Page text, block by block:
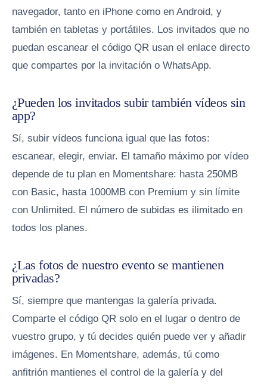
navegador, tanto en iPhone como en Android, y
también en tabletas y portátiles. Los invitados que no
puedan escanear el código QR usan el enlace directo
que compartes por la invitación o WhatsApp.
¿Pueden los invitados subir también vídeos sin
app?
Sí, subir vídeos funciona igual que las fotos:
escanear, elegir, enviar. El tamaño máximo por vídeo
depende de tu plan en Momentshare: hasta 250MB
con Basic, hasta 1000MB con Premium y sin límite
con Unlimited. El número de subidas es ilimitado en
todos los planes.
¿Las fotos de nuestro evento se mantienen
privadas?
Sí, siempre que mantengas la galería privada.
Comparte el código QR solo en el lugar o dentro de
vuestro grupo, y tú decides quién puede ver y añadir
imágenes. En Momentshare, además, tú como
anfitrión mantienes el control de la galería y del